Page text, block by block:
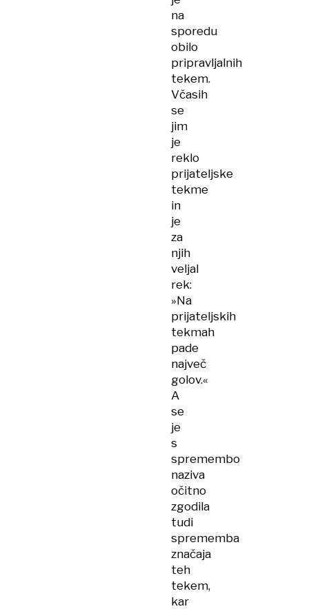
na
sporedu
obilo
pripravljalnih
tekem.
Včasih
se
jim
je
reklo
prijateljske
tekme
in
je
za
njih
veljal
rek:
»Na
prijateljskih
tekmah
pade
največ
golov.«
A
se
je
s
spremembo
naziva
očitno
zgodila
tudi
sprememba
značaja
teh
tekem,
kar